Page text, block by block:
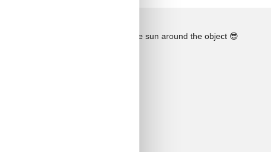
See the course of the sun around the object 😎